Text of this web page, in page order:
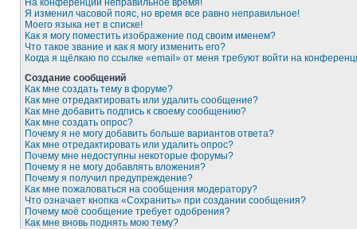
На конференции неправильное время!
Я изменил часовой пояс, но время все равно неправильное!
Моего языка нет в списке!
Как я могу поместить изображение под своим именем?
Что такое звание и как я могу изменить его?
Когда я щёлкаю по ссылке «email» от меня требуют войти на
Создание сообщений
Как мне создать тему в форуме?
Как мне отредактировать или удалить сообщение?
Как мне добавить подпись к своему сообщению?
Как мне создать опрос?
Почему я не могу добавить больше вариантов ответа?
Как мне отредактировать или удалить опрос?
Почему мне недоступны некоторые форумы?
Почему я не могу добавлять вложения?
Почему я получил предупреждение?
Как мне пожаловаться на сообщения модератору?
Что означает кнопка «Сохранить» при создании сообщения?
Почему моё сообщение требует одобрения?
Как мне вновь поднять мою тему?